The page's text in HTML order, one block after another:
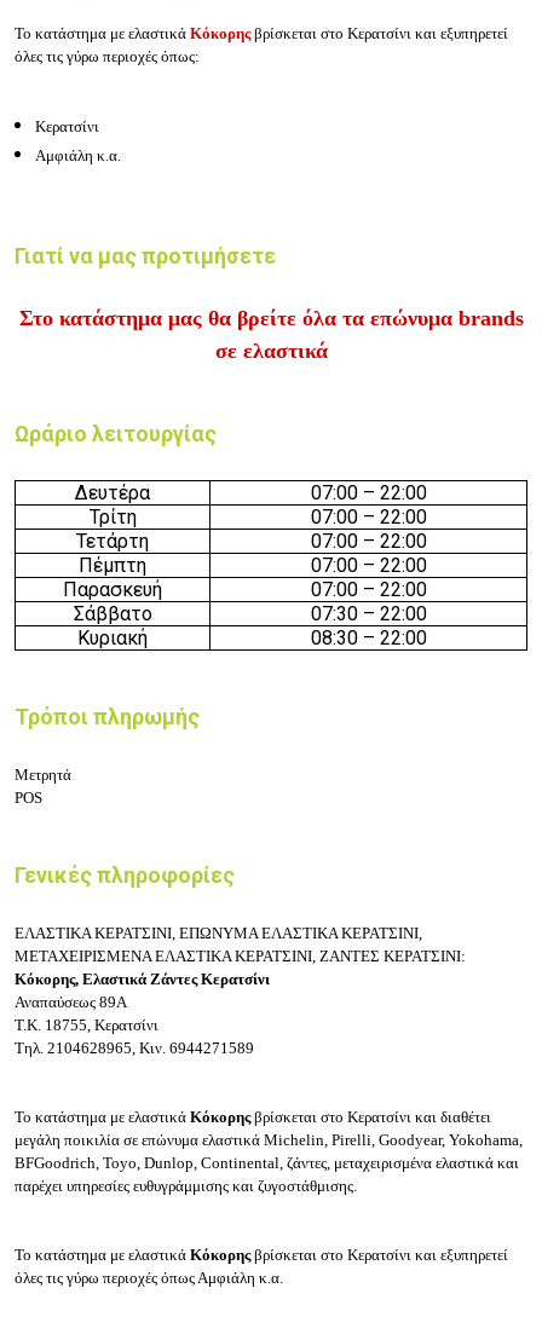
Το κατάστημα με ελαστικά Κόκορηςβρίσκεται στο Κερατσίνι και εξυπηρετεί
όλες τις γύρω περιοχές όπως:
Κερατσίνι
Αμφιάλη κ.α.
Γιατί να μας προτιμήσετε
Στο κατάστημα μας θα βρείτε όλα τα επώνυμα brands
σε ελαστικά
Ωράριο λειτουργίας
Δευτέρα 07:00 – 22:00
Τρίτη
07:00 – 22:00
Τετάρτη
07:00 – 22:00
Πέμπτη
07:00 – 22:00
Παρασκευή
07:00 – 22:00
Σάββατο
07:30 – 22:00
Κυριακή
08:30 – 22:00
Τρόποι πληρωμής
Μετρητά
POS
Γενικές πληροφορίες
ΕΛΑΣΤΙΚΑ ΚΕΡΑΤΣΙΝΙ, ΕΠΩΝΥΜΑ ΕΛΑΣΤΙΚΑ ΚΕΡΑΤΣΙΝΙ,
ΜΕΤΑΧΕΙΡΙΣΜΕΝΑ ΕΛΑΣΤΙΚΑ ΚΕΡΑΤΣΙΝΙ, ΖΑΝΤΕΣ ΚΕΡΑΤΣΙΝΙ:
Κόκορης, Ελαστικά Ζάντες Κερατσίνι
Αναπαύσεως 89Α
Τ.Κ. 18755, Κερατσίνι
Τηλ. 2104628965, Κιν. 6944271589
Το κατάστημα με ελαστικά Κόκορηςβρίσκεται στο Κερατσίνι και διαθέτει
μεγάλη ποικιλία σε επώνυμα ελαστικά Michelin , Pirelli , Goodyear, Yokohama
BFGoodrich , Toyo , Dunlop , Continental, ζάντες, μεταχειρισμένα ελαστικά και
παρέχει υπηρεσίες ευθυγράμμισης και ζυγοστάθμισης.
Το κατάστημα με ελαστικά Κόκορηςβρίσκεται στο Κερατσίνι και εξυπηρετεί
όλες τις γύρω περιοχές όπως Αμφιάλη κ.α.